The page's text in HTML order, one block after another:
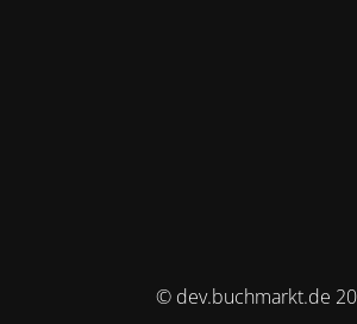
© dev.buchmarkt.de